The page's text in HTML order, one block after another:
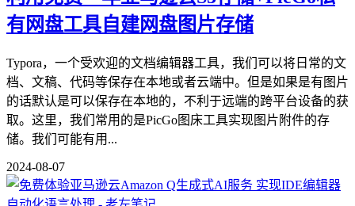
有网盘工具自建网盘图片存储
Typora，一个受欢迎的文档编辑器工具，我们可以将日常的文
档、文稿、代码等保存在本地或者云端中。但是如果是有图片
的话默认是可以保存在本地的，不利于远端的跨平台设备的获
取。这里，我们常用的是PicGo图床工具实现图片附件的存
储。我们可能有用...
2024-08-07